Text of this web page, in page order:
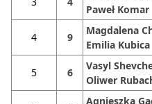
Paweł Komar
4 9
Magdalena
Emilia Kubica
5 6
Vasyl
Oliwer
Agnieszka